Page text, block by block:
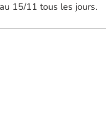
15/11 tous les jours.